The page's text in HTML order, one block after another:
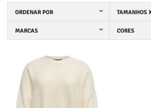
ORDENAR POR TAMANHOS
MARCAS CORES